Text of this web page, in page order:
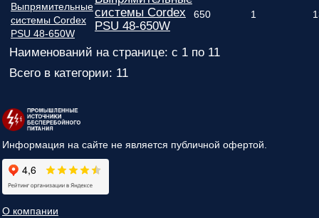
системы Cordex
PSU 48-650W
650 1
Наименований на странице: с 1 по 11
Всего в категории: 11
Информация на сайте не является публичной офертой.
О компании